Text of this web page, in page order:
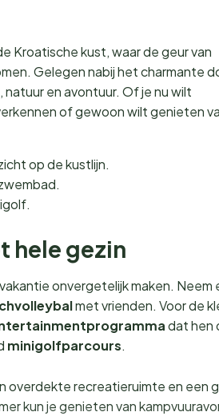
Kroatische kust, waar de geur van
Gelegen nabij het charmante
en avontuur. Of je nu wilt
of gewoon wilt genieten
op de kustlijn.
hele gezin
onvergetelijk maken. Neem
met vrienden. Voor de
dat hen
minigolfparcours.
overdekte recreatieruimte en een
kun je genieten van